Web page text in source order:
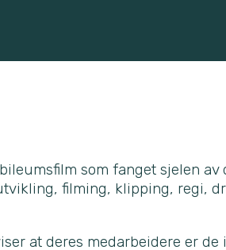
som fanget sjelen av
filming, klipping, regi,
at deres medarbeidere er